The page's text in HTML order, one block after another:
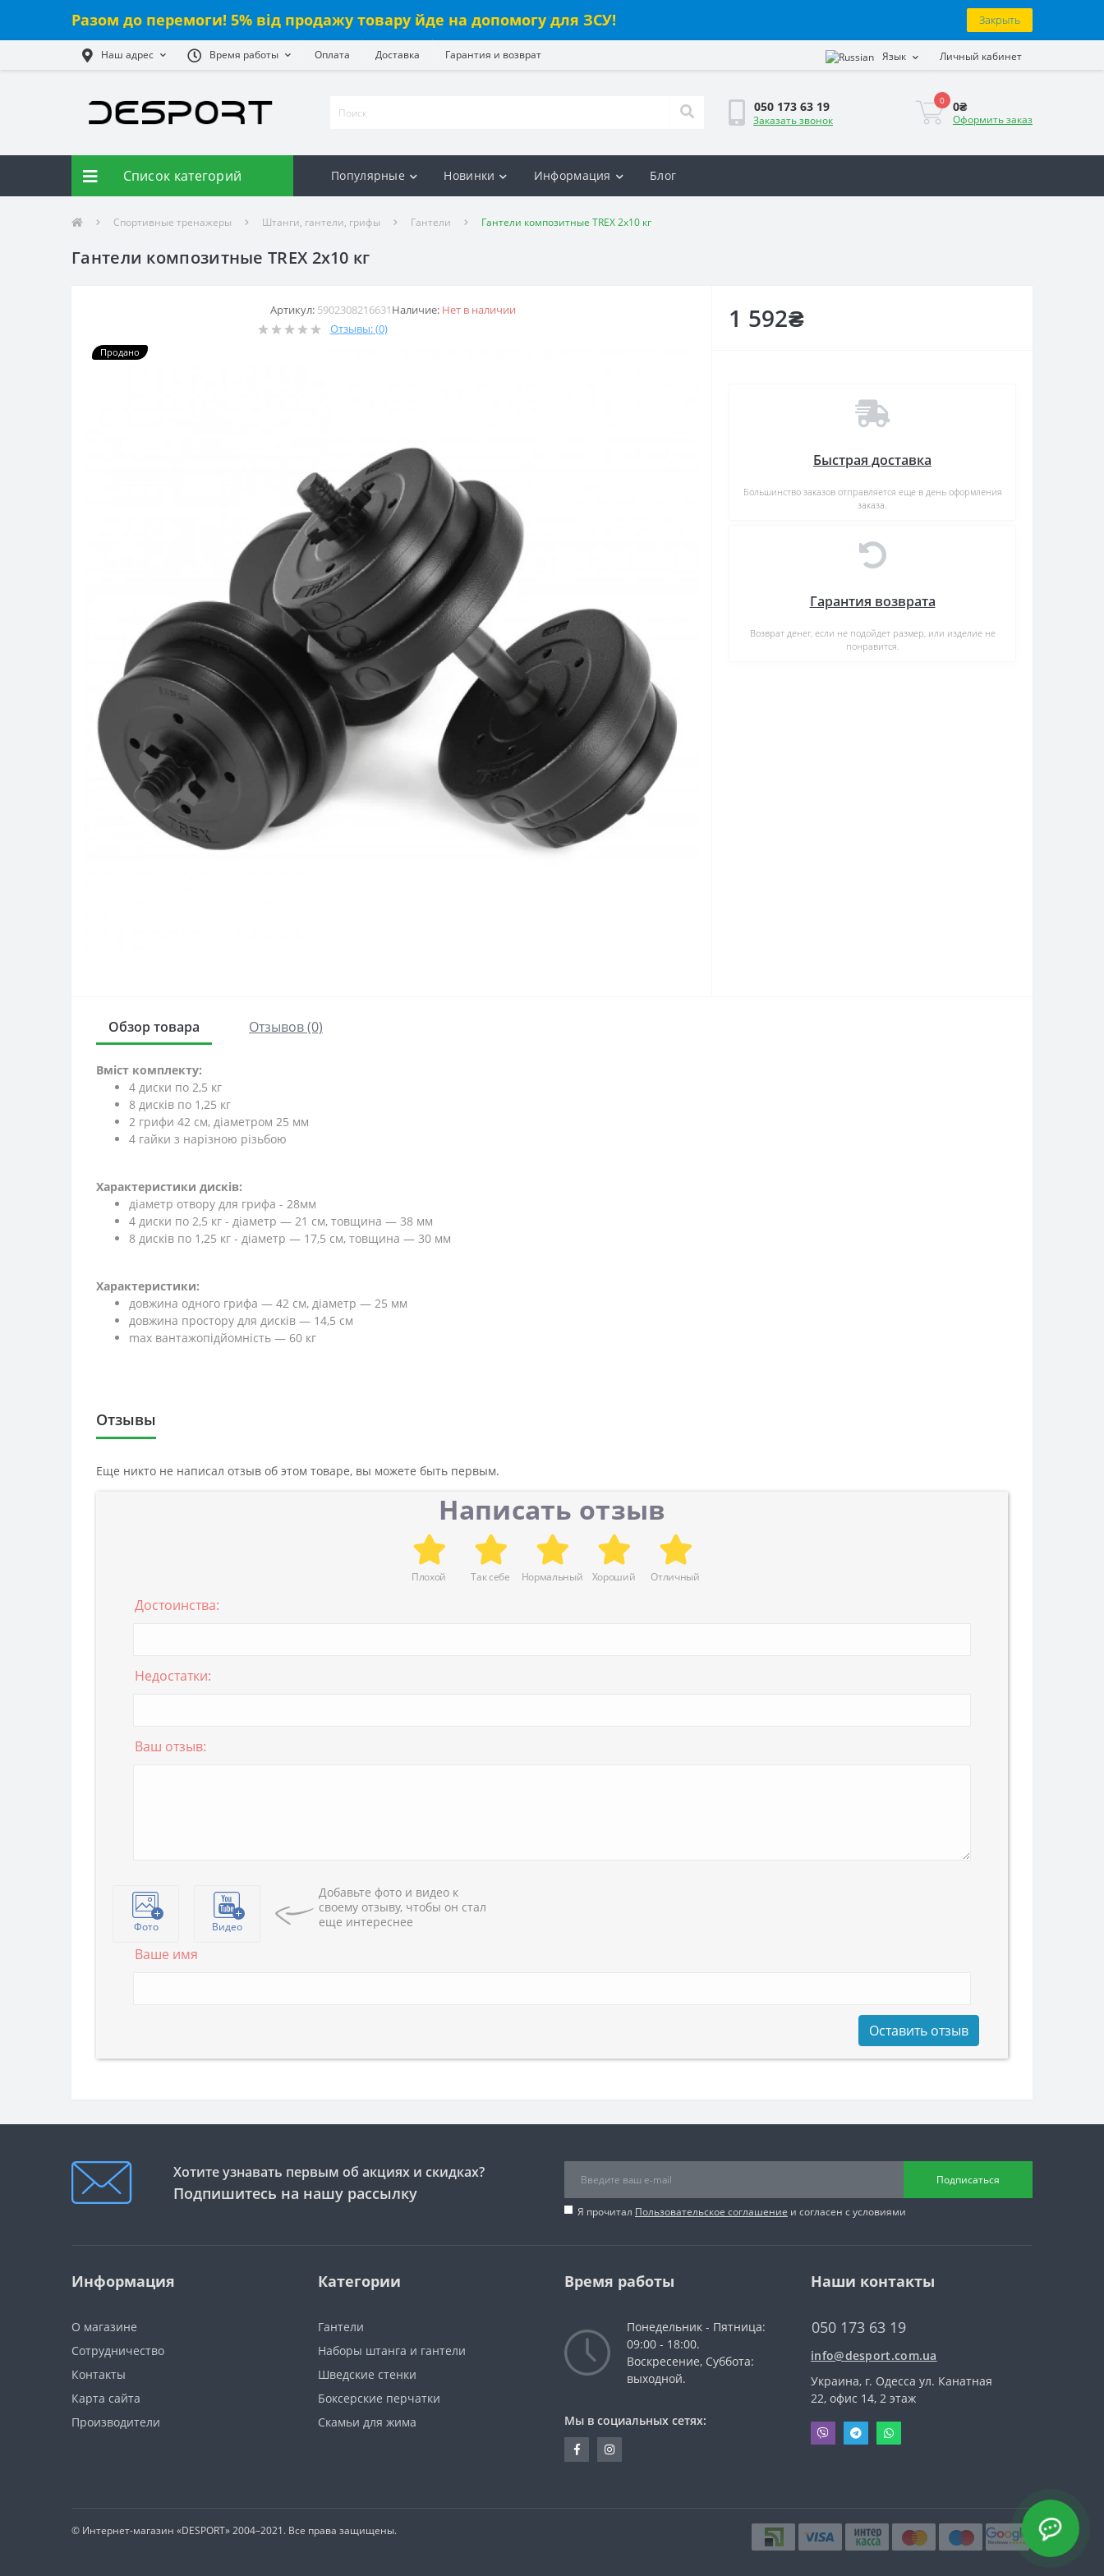
Разом до перемоги! 5% від продажу товару йде на допомогу для ЗСУ! Закрыть
Наш адрес Время работы Оплата Доставка Гарантия и возврат Язык Личный кабинет
050 173 63 19
Заказать звонок
0 0₴
Оформить заказ
Список категорий Популярные Новинки Информация Блог
Спортивные тренажеры Штанги, гантели, грифы Гантели Гантели композитные TREX 2х10 кг
Гантели композитные TREX 2х10 кг
Артикул: 5902308216631Наличие: Нет в наличии
Отзывы: (0)
Продано
1 592₴
Быстрая доставка
Большинство заказов отправляется еще в день оформления
заказа.
Гарантия возврата
Возврат денег, если не подойдет размер, или изделие не
понравится.
Обзор товара Отзывов (0)
Вміст комплекту:
4 диски по 2,5 кг
8 дисків по 1,25 кг
2 грифи 42 см, діаметром 25 мм
4 гайки з нарізною різьбою
Характеристики дисків:
діаметр отвору для грифа - 28мм
4 диски по 2,5 кг - діаметр — 21 см, товщина — 38 мм
8 дисків по 1,25 кг - діаметр — 17,5 см, товщина — 30 мм
Характеристики:
довжина одного грифа — 42 см, діаметр — 25 мм
довжина простору для дисків — 14,5 см
max вантажопідйомність — 60 кг
Отзывы
Еще никто не написал отзыв об этом товаре, вы можете быть первым.
Написать отзыв
Плохой Так себе Нормальный Хороший Отличный
Достоинства:
Недостатки:
Ваш отзыв:
Фото Видео
Добавьте фото и видео к
своему отзыву, чтобы он стал
еще интереснее
Ваше имя
Оставить отзыв
Хотите узнавать первым об акциях и скидках?
Подпишитесь на нашу рассылку
Подписаться
Я прочитал Пользовательское соглашение и согласен с условиями
Информация
О магазине
Сотрудничество
Контакты
Карта сайта
Производители
Категории
Гантели
Наборы штанга и гантели
Шведские стенки
Боксерские перчатки
Скамьи для жима
Время работы
Понедельник - Пятница:
09:00 - 18:00.
Воскресение, Суббота:
выходной.
Мы в социальных сетях:
Наши контакты
050 173 63 19
info@desport.com.ua
Украина, г. Одесса ул. Канатная
22, офис 14, 2 этаж
© Интернет-магазин «DESPORT»2004–2021. Все права защищены.